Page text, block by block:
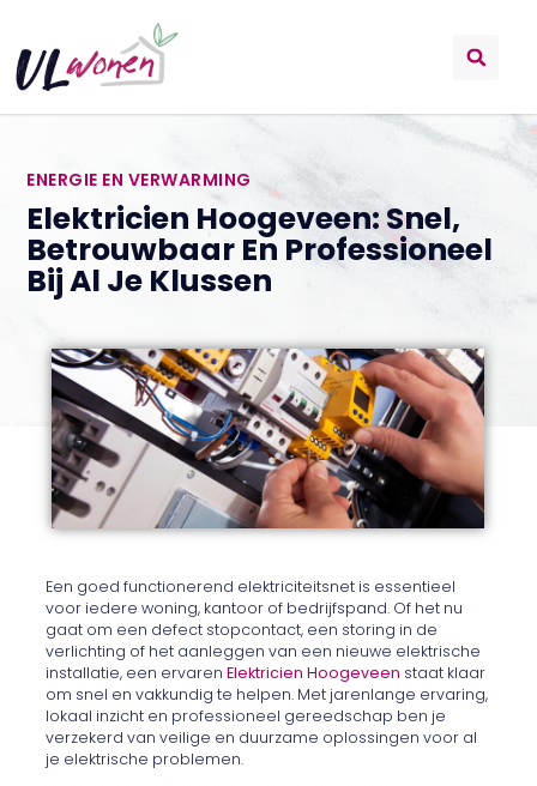
ENERGIE EN VERWARMING
Elektricien Hoogeveen: Snel,
Betrouwbaar En Professioneel
Bij Al Je Klussen
Een goed functionerend elektriciteitsnet is essentieel
voor iedere woning, kantoor of bedrijfspand. Of het nu
gaat om een defect stopcontact, een storing in de
verlichting of het aanleggen van een nieuwe elektrische
installatie, een ervarenElektricien Hoogeveen staat klaar
om snel en vakkundig te helpen. Met jarenlange ervaring,
lokaal inzicht en professioneel gereedschap ben je
verzekerd van veilige en duurzame oplossingen voor al
je elektrische problemen.